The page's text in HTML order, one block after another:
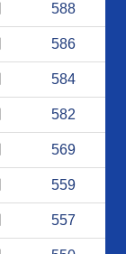
588
586
584
582
569
559
557